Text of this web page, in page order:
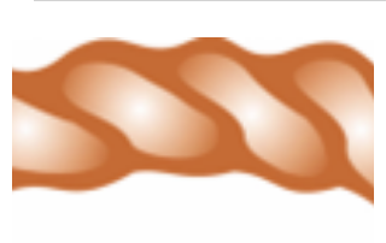
paikkoja kuntoon yhteisvoimin!
Kattisaaren talkoot järjestetään lauantaina
8. elokuuta. Päivän aikana on tarjolla
monenlaista tekemistä erilaisten
askareiden parissa, joten kaikille löytyy
varmasti sopivaa puuhaa. Luvassa on myös